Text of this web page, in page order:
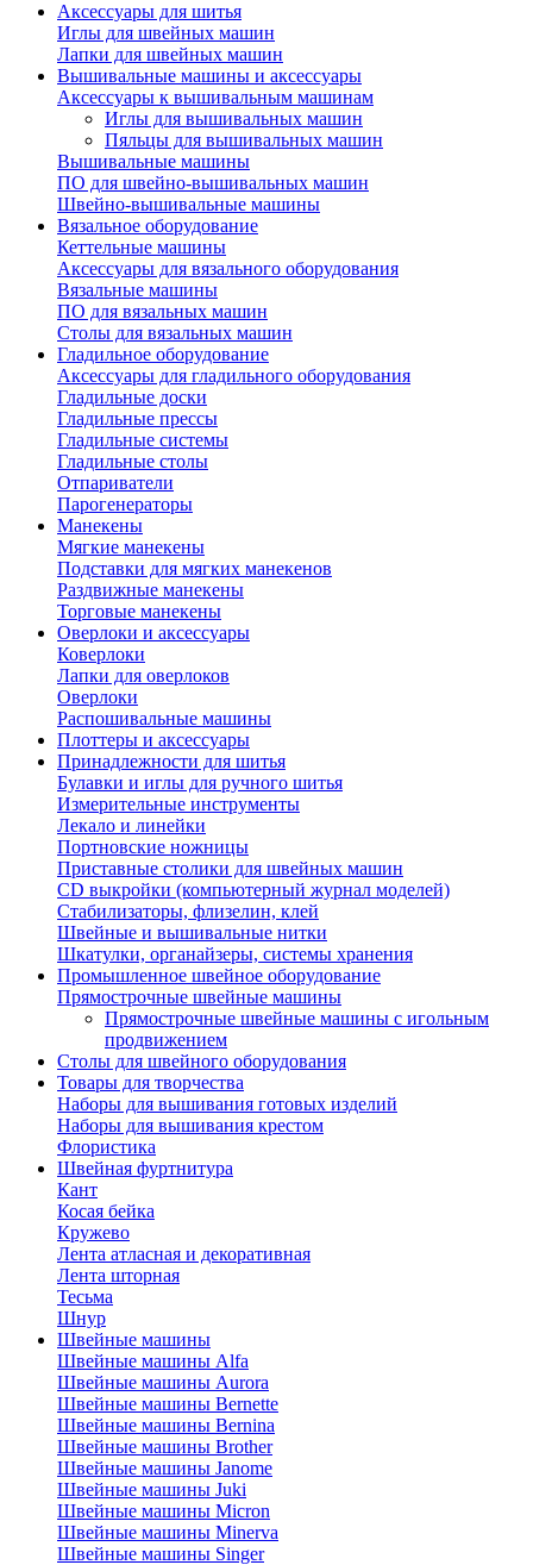
Аксессуары для шитья
Иглы для швейных машин
Лапки для швейных машин
Вышивальные машины и аксессуары
Аксессуары к вышивальным машинам
Иглы для вышивальных машин
Пяльцы для вышивальных машин
Вышивальные машины
ПО для швейно-вышивальных машин
Швейно-вышивальные машины
Вязальное оборудование
Кеттельные машины
Аксессуары для вязального оборудования
Вязальные машины
ПО для вязальных машин
Столы для вязальных машин
Гладильное оборудование
Аксессуары для гладильного оборудования
Гладильные доски
Гладильные прессы
Гладильные системы
Гладильные столы
Отпариватели
Парогенераторы
Манекены
Мягкие манекены
Подставки для мягких манекенов
Раздвижные манекены
Торговые манекены
Оверлоки и аксессуары
Коверлоки
Лапки для оверлоков
Оверлоки
Распошивальные машины
Плоттеры и аксессуары
Принадлежности для шитья
Булавки и иглы для ручного шитья
Измерительные инструменты
Лекало и линейки
Портновские ножницы
Приставные столики для швейных машин
СD выкройки (компьютерный журнал моделей)
Стабилизаторы, флизелин, клей
Швейные и вышивальные нитки
Шкатулки, органайзеры, системы хранения
Промышленное швейное оборудование
Прямострочные швейные машины
Прямострочные швейные машины с игольным
продвижением
Столы для швейного оборудования
Товары для творчества
Наборы для вышивания готовых изделий
Наборы для вышивания крестом
Флористика
Швейная фуртнитура
Кант
Косая бейка
Кружево
Лента aтласная и декоративная
Лента шторная
Тесьма
Шнур
Швейные машины
Швейные машины Alfa
Швейные машины Aurora
Швейные машины Bernette
Швейные машины Bernina
Швейные машины Brother
Швейные машины Janome
Швейные машины Juki
Швейные машины Micron
Швейные машины Minerva
Швейные машины Singer